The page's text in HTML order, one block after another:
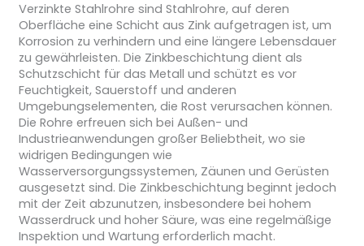
Verzinkte Stahlrohre sind Stahlrohre, auf deren
Oberfläche eine Schicht aus Zink aufgetragen ist, um
Korrosion zu verhindern und eine längere Lebensdauer
zu gewährleisten. Die Zinkbeschichtung dient als
Schutzschicht für das Metall und schützt es vor
Feuchtigkeit, Sauerstoff und anderen
Umgebungselementen, die Rost verursachen können.
Die Rohre erfreuen sich bei Außen- und
Industrieanwendungen großer Beliebtheit, wo sie
widrigen Bedingungen wie
Wasserversorgungssystemen, Zäunen und Gerüsten
ausgesetzt sind. Die Zinkbeschichtung beginnt jedoch
mit der Zeit abzunutzen, insbesondere bei hohem
Wasserdruck und hoher Säure, was eine regelmäßige
Inspektion und Wartung erforderlich macht.